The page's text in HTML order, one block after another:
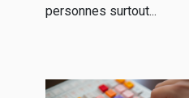
personnes surtout...